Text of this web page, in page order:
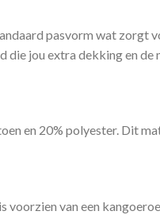
pasvorm wat zorgt
jou extra dekking en
en 20% polyester. Dit
van een